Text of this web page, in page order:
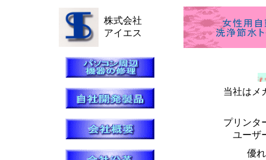
株式会社
アイエス
技術
当社はメ
プリンタ
ユーザ
優